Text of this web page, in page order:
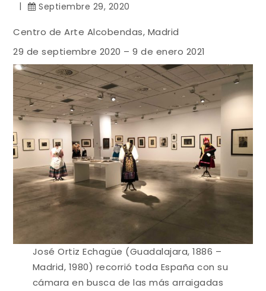
Septiembre 29, 2020
Centro de Arte Alcobendas, Madrid
29 de septiembre 2020 – 9 de enero 2021
José Ortiz Echagüe (Guadalajara, 1886 –
Madrid, 1980) recorrió toda España con su
cámara en busca de las más arraigadas